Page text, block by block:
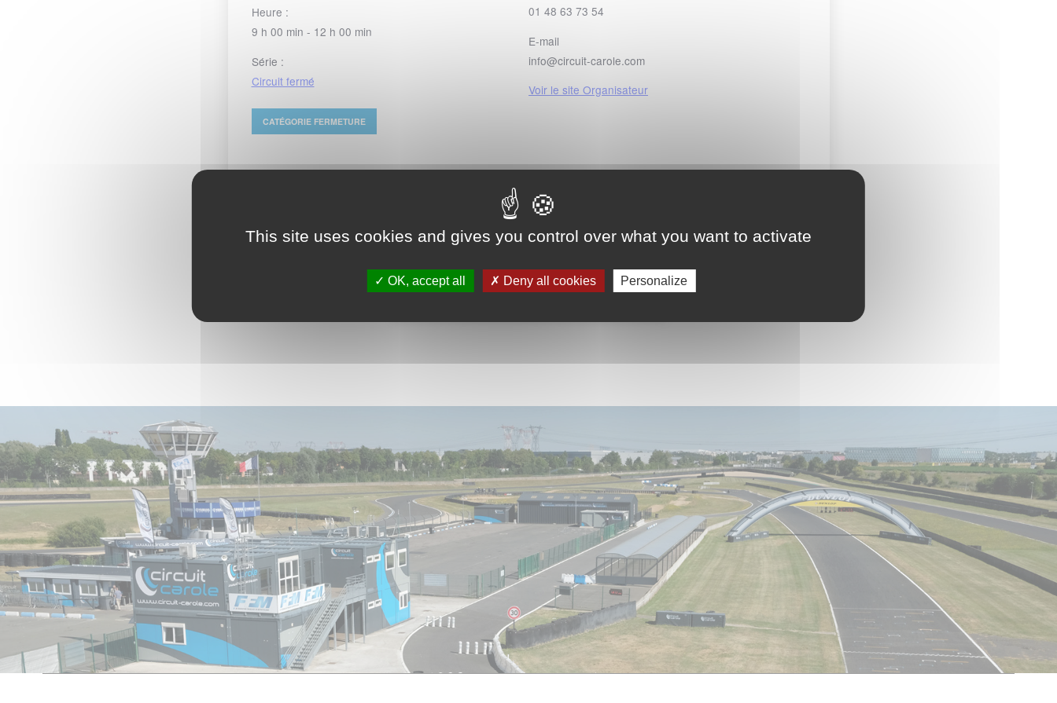
Heure :
9 h 00 min - 12 h 00 min
Série :
Circuit fermé
CATÉGORIE FERMETURE
01 48 63 73 54
E-mail
info@circuit-carole.com
Voir le site Organisateur
Sinueux Accès moto payant
VOIR LE CALENDRIER COMPLET
This site uses cookies and gives you control over what you want to activate
OK, accept all Deny all cookies Personalize